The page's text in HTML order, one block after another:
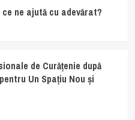
ne ajută cu adevărat?
de Curățenie după
Un Spațiu Nou și